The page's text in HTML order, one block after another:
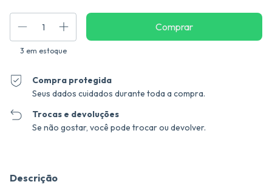
3 em estoque
Compra protegida
Seus dados cuidados durante toda a compra.
Trocas e devoluções
Se não gostar, você pode trocar ou devolver.
Descrição